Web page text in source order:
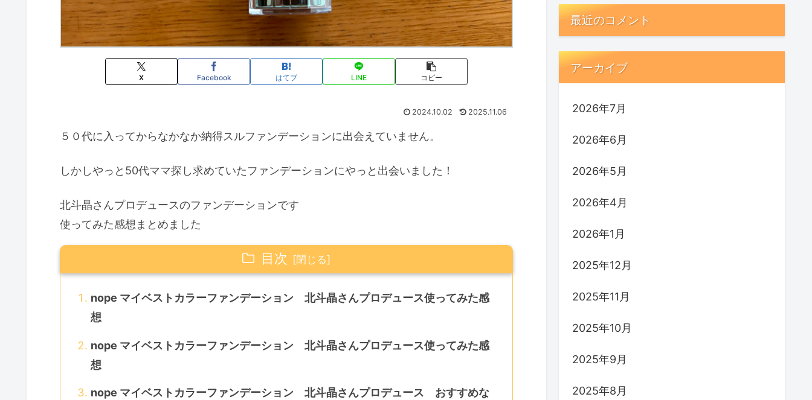
X Facebook はてブ LINE コピー
2024.10.02 2025.11.06
５０代に入ってからなかなか納得スルファンデーションに出会えていません。
しかしやっと50代ママ探し求めていたファンデーションにやっと出会いました ！
北斗晶さんプロデュースのファンデーションです
使ってみた感想まとめました
目次
nope マイベストカラーファンデーション 北斗晶さんプロデュース使ってみた感
想
nope マイベストカラーファンデーション 北斗晶さんプロデュース使ってみた感
想
nope マイベストカラーファンデーション 北斗晶さんプロデュース おすすめな
最近のコメント
アーカイブ
2026年7月
2026年6月
2026年5月
2026年4月
2026年1月
2025年12月
2025年11月
2025年10月
2025年9月
2025年8月